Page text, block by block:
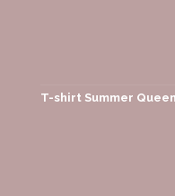
T-shirt Summer